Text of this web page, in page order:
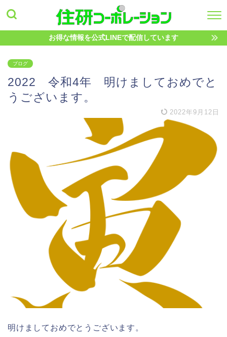
お得な情報を公式LINEで配信しています
ブログ
2022 令和4年 明けましておめでと
うございます。
2022年9月12日
明けましておめでとうございます。